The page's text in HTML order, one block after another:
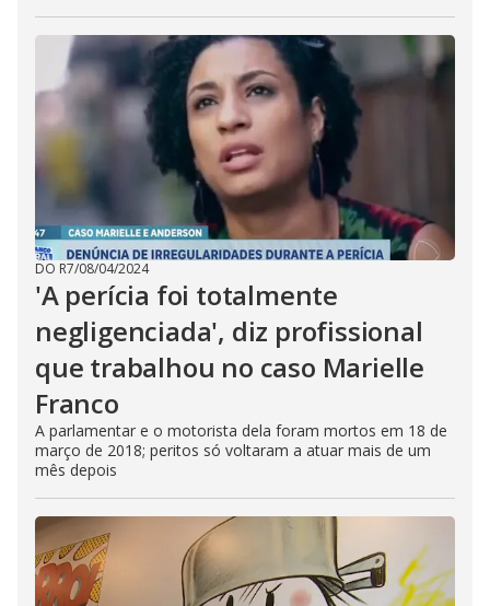
DO R7/08/04/2024
'A perícia foi totalmente
negligenciada', diz profissional
que trabalhou no caso Marielle
Franco
A parlamentar e o motorista dela foram mortos em 18 de
março de 2018; peritos só voltaram a atuar mais de um
mês depois